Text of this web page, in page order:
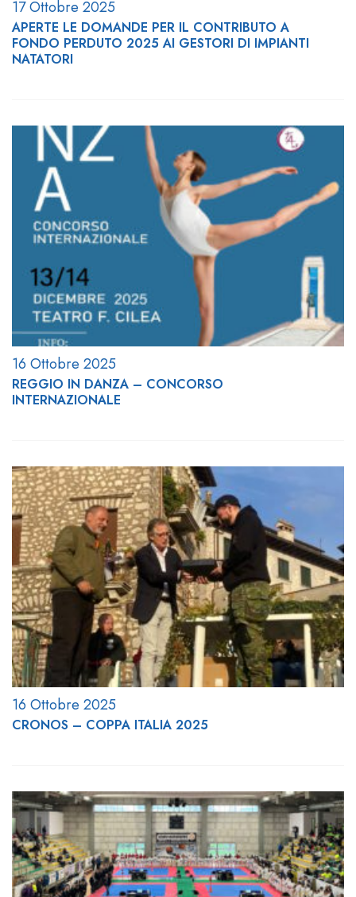
17 Ottobre 2025
APERTE LE DOMANDE PER IL CONTRIBUTO A
FONDO PERDUTO 2025 AI GESTORI DI IMPIANTI
NATATORI
16 Ottobre 2025
REGGIO IN DANZA – CONCORSO
INTERNAZIONALE
16 Ottobre 2025
CRONOS – COPPA ITALIA 2025